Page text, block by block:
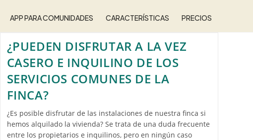
APP PARA COMUNIDADES CARACTERÍSTICAS PRECIOS
¿PUEDEN DISFRUTAR A LA VEZ
CASERO E INQUILINO DE LOS
SERVICIOS COMUNES DE LA
FINCA?
¿Es posible disfrutar de las instalaciones de nuestra finca si
hemos alquilado la vivienda? Se trata de una duda frecuente
entre los propietarios e inquilinos, pero en ningún caso